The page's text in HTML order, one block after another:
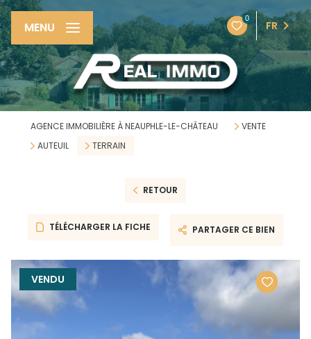
0
FR
MENU
AGENCE IMMOBILIÈRE À NEAUPHLE-LE-CHÂTEAU
VENTE
AUTEUIL
TERRAIN
RETOUR
TÉLÉCHARGER LA FICHE PARTAGER CE BIEN
VENDU